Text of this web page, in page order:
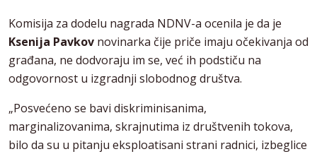
Komisija za dodelu nagrada NDNV-a ocenila je da je
Ksenija Pavkov novinarka čije priče imaju očekivanja od
građana, ne dodvoraju im se, već ih podstiču na
odgovornost u izgradnji slobodnog društva.
„Posvećeno se bavi diskriminisanima,
marginalizovanima, skrajnutima iz društvenih tokova,
bilo da su u pitanju eksploatisani strani radnici, izbeglice